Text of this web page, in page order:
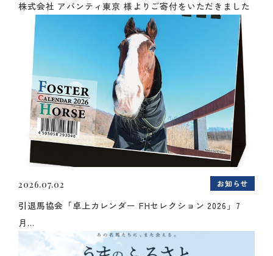
株式会社 アバンティ東京 様よりご寄付をいただきました
2026.07.02 お知らせ
引退馬協会「卓上カレンダー FHセレクション 2026」7
月...